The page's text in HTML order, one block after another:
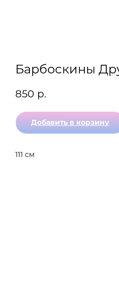
Барбоскины
850 р.
Добавить в корзину
111 см